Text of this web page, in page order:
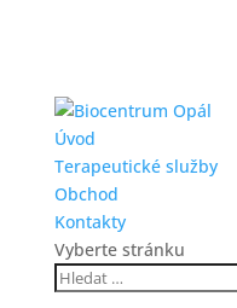
Úvod
Terapeutické služby
Obchod
Kontakty
Vyberte stránku